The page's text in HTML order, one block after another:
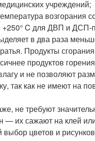
учреждений;
возгорания
+250° C для ДВП и ДСП-
в два раза
Продукты
продуктов
и не позволяют
так как не имеют на
не требуют
— их сажают на клей
цветов и